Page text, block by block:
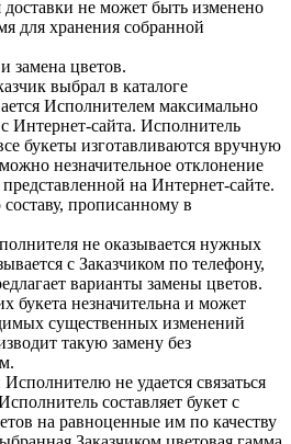
не может быть изменено
для хранения собранной
замена цветов.
выбрал в каталоге
Исполнителем максимально
Интернет-сайта. Исполнитель
букеты изготавливаются вручную
незначительное отклонение
на Интернет-сайте.
составу, прописанному в
не оказывается нужных
с Заказчиком по телефону,
варианты замены цветов.
букета незначительна и может
существенных изменений
такую замену без
не удается связаться
составляет букет с
на равноценные им по качеству